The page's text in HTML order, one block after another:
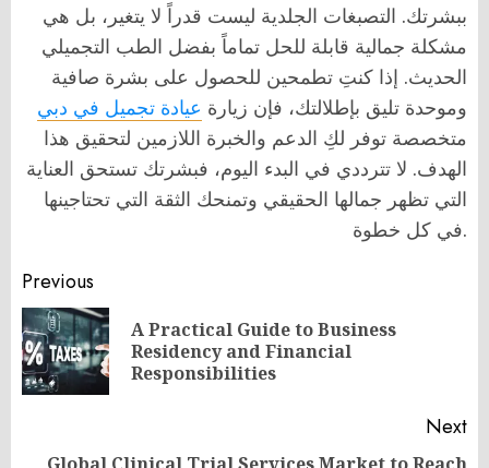
ببشرتك. التصبغات الجلدية ليست قدراً لا يتغير، بل هي
مشكلة جمالية قابلة للحل تماماً بفضل الطب التجميلي
الحديث. إذا كنتِ تطمحين للحصول على بشرة صافية
وموحدة تليق بإطلالتك، فإن زيارة عيادة تجميل في دبي
متخصصة توفر لكِ الدعم والخبرة اللازمين لتحقيق هذا
الهدف. لا تترددي في البدء اليوم، فبشرتك تستحق العناية
التي تظهر جمالها الحقيقي وتمنحك الثقة التي تحتاجينها
في كل خطوة.
Post
navigation
Previous
A Practical Guide to Business
Residency and Financial
Responsibilities
Next
Global Clinical Trial Services Market to Reach